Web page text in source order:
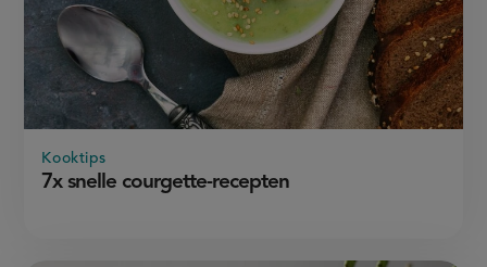
7x snelle courgette-recepten
Kooktips